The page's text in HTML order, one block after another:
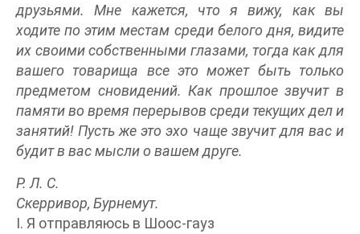
друзьями. Мне кажется, что я вижу, как вы
ходите по этим местам среди белого дня, видите
их своими собственными глазами, тогда как для
вашего товарища все это может быть только
предметом сновидений. Как прошлое звучит в
памяти во время перерывов среди текущих дел и
занятий! Пусть же это эхо чаще звучит для вас и
будит в вас мысли о вашем друге.
Р. Л. С.
Скерривор, Бурнемут.
I. Я отправляюсь в Шоос-гауз